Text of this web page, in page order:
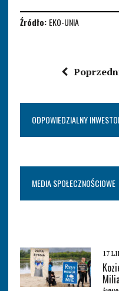
Źródło: EKO-UNIA
ODPOWIEDZIALNY
MEDIA SPOŁECZNOŚCIOWE
17